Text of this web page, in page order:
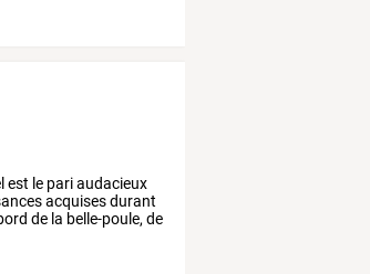
est le pariaudacieux
acquisesdurant
de la belle-poule,de